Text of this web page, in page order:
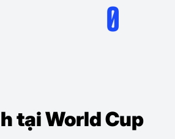
0
tại World Cup